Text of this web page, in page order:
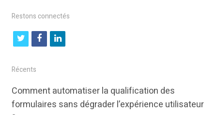
Restons connectés
t
i
t
f
b
l
k
e
Récents
Comment automatiser la qualification des
formulaires sans dégrader l’expérience utilisateur